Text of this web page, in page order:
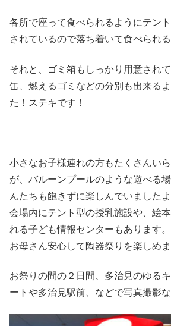
各所で座って食べられるようにテン
されているので落ち着いて食べられ
それと、ゴミ箱もしっかり用意され
缶、燃えるゴミなどの分別も出来る
た！ステキです！
小さなお子様連れの方もたくさんい
が、バルーンプールのような遊べる
んたちも飽きずに楽しんでいましたよ
会場内にテント型の授乳施設や、絵
れる子ども情報センターもあります。
お母さん安心して陶器祭りを楽しめま
お祭りの間の２日間、多治見のゆる
ートや多治見駅前、などで写真撮影な